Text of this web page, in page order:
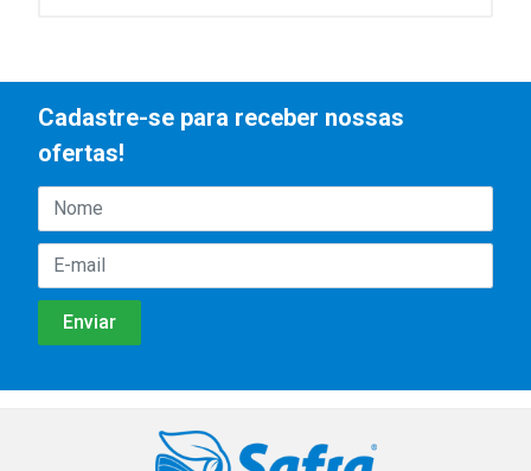
Cadastre-se para receber nossas
ofertas!